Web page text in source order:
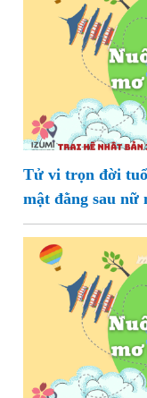
Tử vi trọn đời
mật đằng sau nữ